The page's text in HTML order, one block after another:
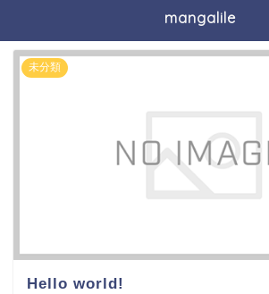
mangalile
未分類
Hello world!